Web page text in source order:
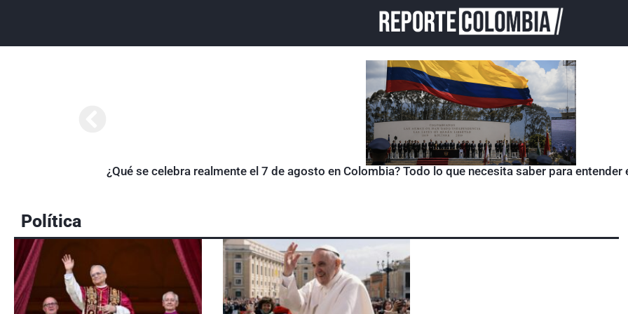
¿Qué se celebra realmente el 7 de agosto en Colombia? Todo lo que necesita saber para entender
Política